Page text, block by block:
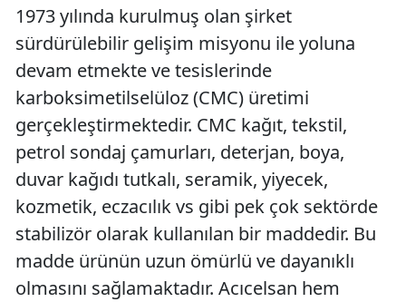
1973 yılında kurulmuş olan şirket
sürdürülebilir gelişim misyonu ile yoluna
devam etmekte ve tesislerinde
karboksimetilselüloz (CMC) üretimi
gerçekleştirmektedir. CMC kağıt, tekstil,
petrol sondaj çamurları, deterjan, boya,
duvar kağıdı tutkalı, seramik, yiyecek,
kozmetik, eczacılık vs gibi pek çok sektörde
stabilizör olarak kullanılan bir maddedir. Bu
madde ürünün uzun ömürlü ve dayanıklı
olmasını sağlamaktadır. Acıcelsan hem